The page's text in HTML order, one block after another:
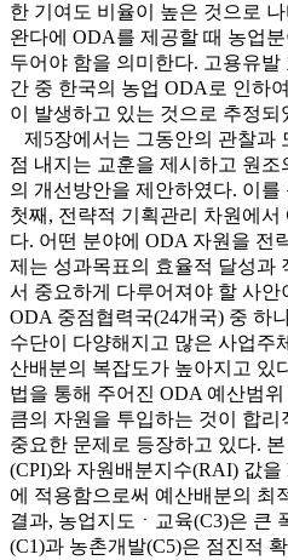
한 기여도 비율이 높은 것으로
완다에 ODA를 제공할 때 농업
두어야 함을 의미한다. 고용유발
간 중 한국의 농업 ODA로 인하
이 발생하고 있는 것으로 추정되
제5장에서는 그동안의 관찰과
점 내지는 교훈을 제시하고 원조
의 개선방안을 제안하였다. 이
첫째, 전략적 기획관리 차원에
다. 어떤 분야에 ODA 자원을 전
제는 성과목표의 효율적 달성과
서 중요하게 다루어져야 할 사안
ODA 중점협력국(24개국) 중 하
수단이 다양해지고 많은 사업주
산배분의 복잡도가 높아지고 있
법을 통해 주어진 ODA 예산범
큼의 자원을 투입하는 것이 합리
중요한 문제로 등장하고 있다.
(CPI)와 자원배분지수(RAI) 값을
에 적용함으로써 예산배분의 최
결과, 농업지도ㆍ교육(C3)은 큰
(C1)과 농촌개발(C5)은 점진적